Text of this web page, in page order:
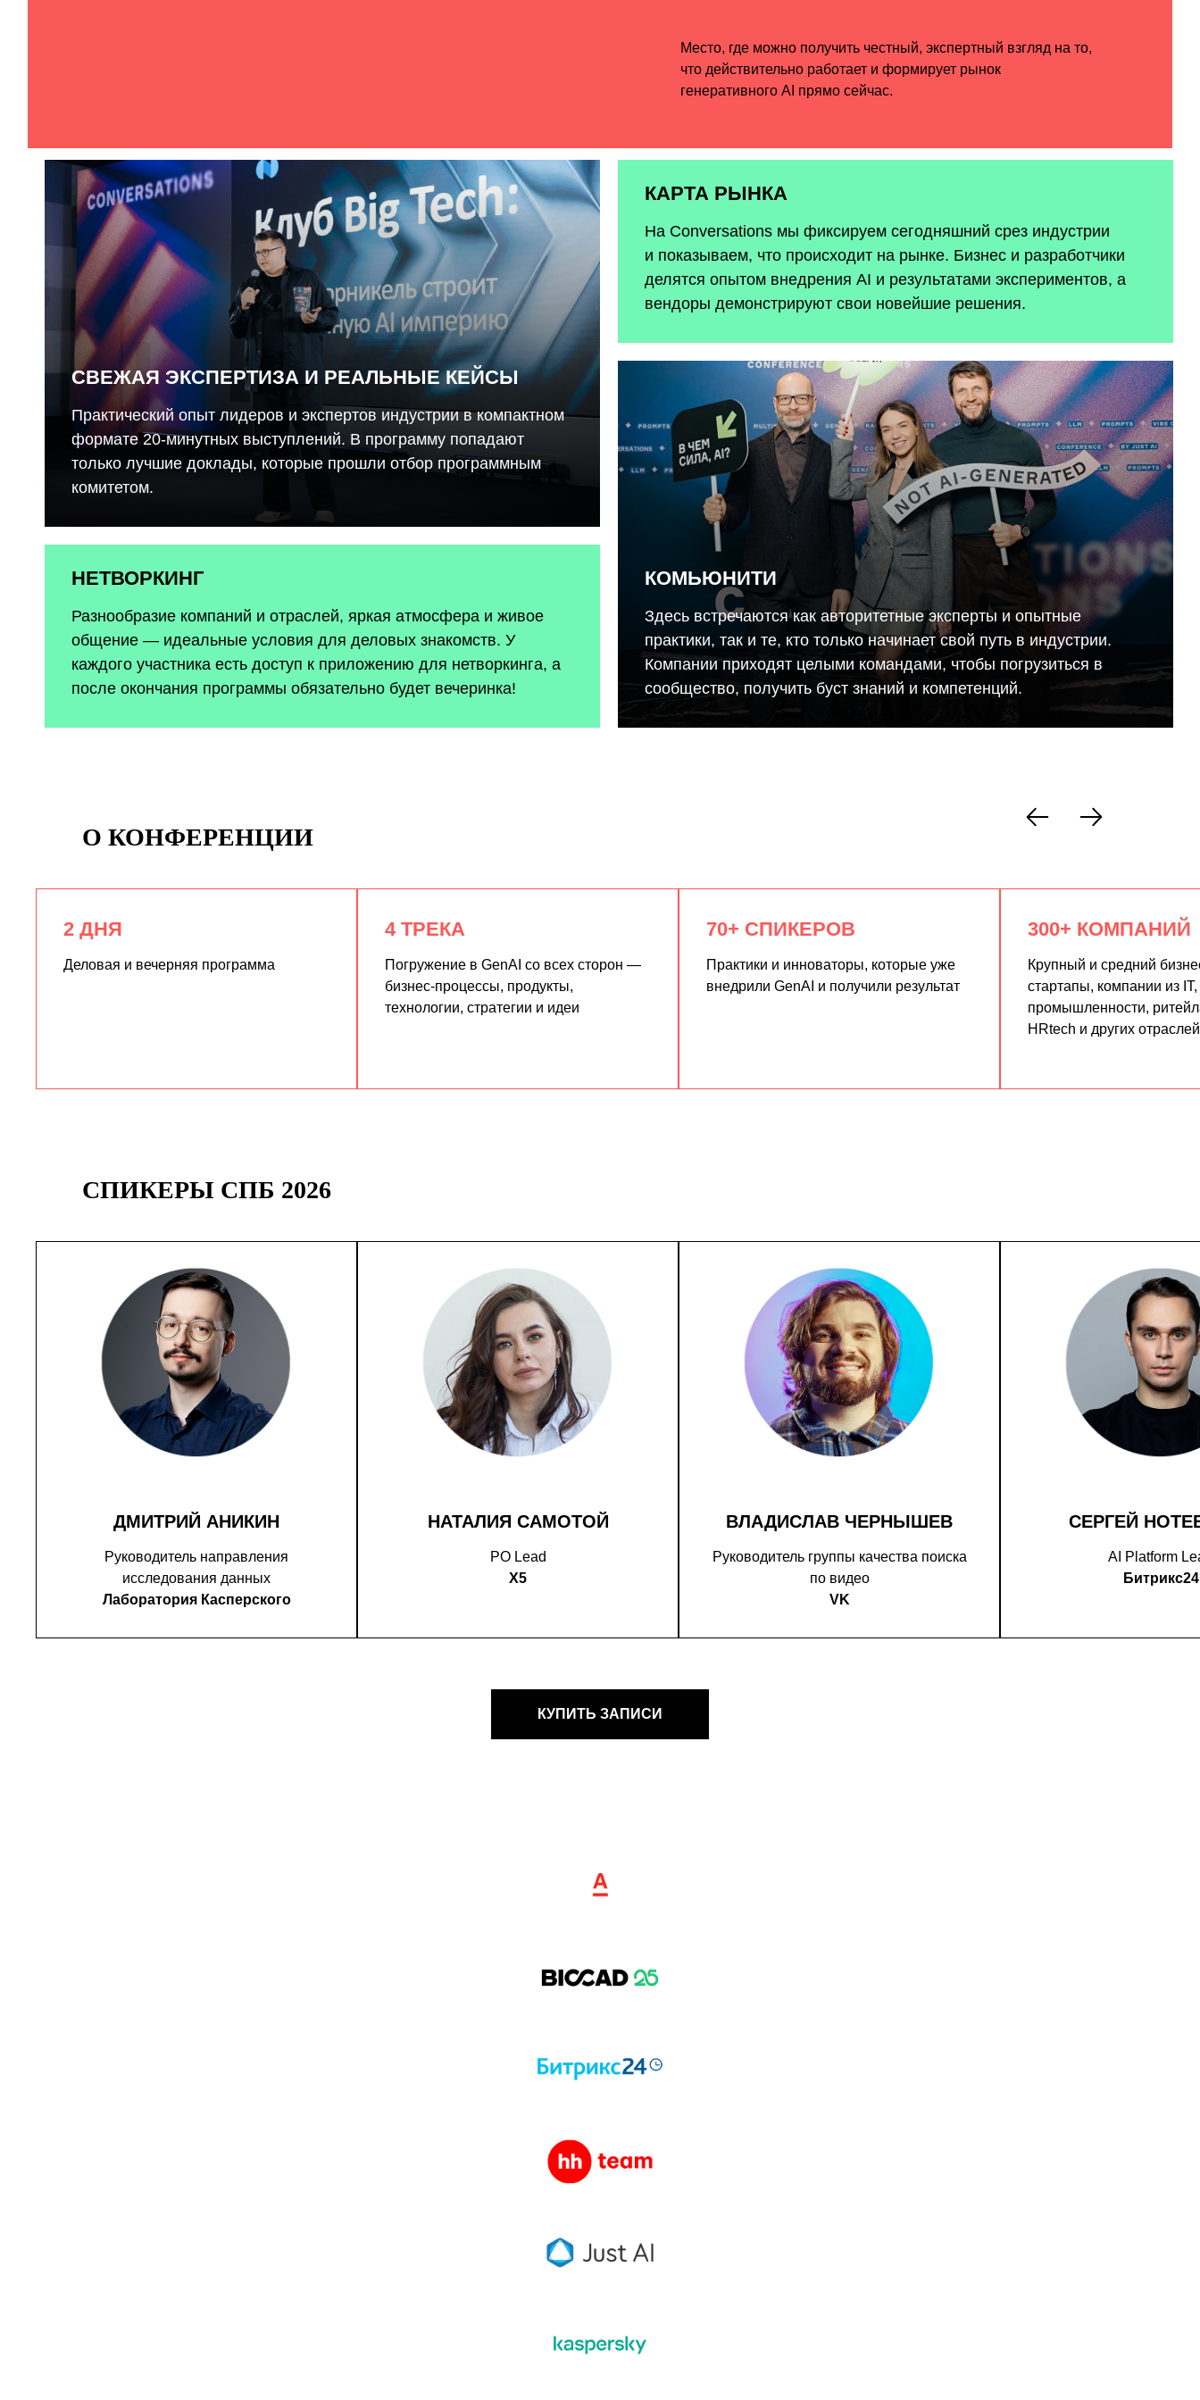
СВЕЖАЯ ЭКСПЕРТИЗА И РЕАЛЬНЫЕ КЕЙСЫ
Практический опыт лидеров и экспертов индустрии в компактном
формате 20-минутных выступлений. В программу попадают
только лучшие доклады, которые прошли отбор программным
комитетом.
НЕТВОРКИНГ
Разнообразие компаний и отраслей, яркая атмосфера и живое
общение — идеальные условия для деловых знакомств. У
каждого участника есть доступ к приложению для нетворкинга, а
после окончания программы обязательно будет вечеринка!
КАРТА РЫНКА
На Conversations мы фиксируем сегодняшний срез индустрии
и показываем, что происходит на рынке. Бизнес и разработчики
делятся опытом внедрения AI и результатами экспериментов, а
вендоры демонстрируют свои новейшие решения.
КОМЬЮНИТИ
Здесь встречаются как авторитетные эксперты и опытные
практики, так и те, кто только начинает свой путь в индустрии.
Компании приходят целыми командами, чтобы погрузиться в
сообщество, получить буст знаний и компетенций.
О КОНФЕРЕНЦИИ
2 ДНЯ
Деловая и вечерняя программа
4 ТРЕКА
Погружение в GenAI со всех сторон —
бизнес-процессы, продукты,
технологии, стратегии и идеи
70+ СПИКЕРОВ
Практики и инноваторы, которые уже
внедрили GenAI и получили результат
300+ КОМПАНИЙ
Крупный и средний
стартапы, компании из
промышленности,
HRtech и других отраслей
СПИКЕРЫ СПБ 2026
ДМИТРИЙ АНИКИН
Руководитель направления
исследования данных
Лаборатория Касперского
НАТАЛИЯ САМОТОЙ
PO Lead
X5
ВЛАДИСЛАВ ЧЕРНЫШЕВ
Руководитель группы качества поиска
по видео
VK
СЕРГЕЙ
AI Platform
Битрикс24
КУПИТЬ ЗАПИСИ